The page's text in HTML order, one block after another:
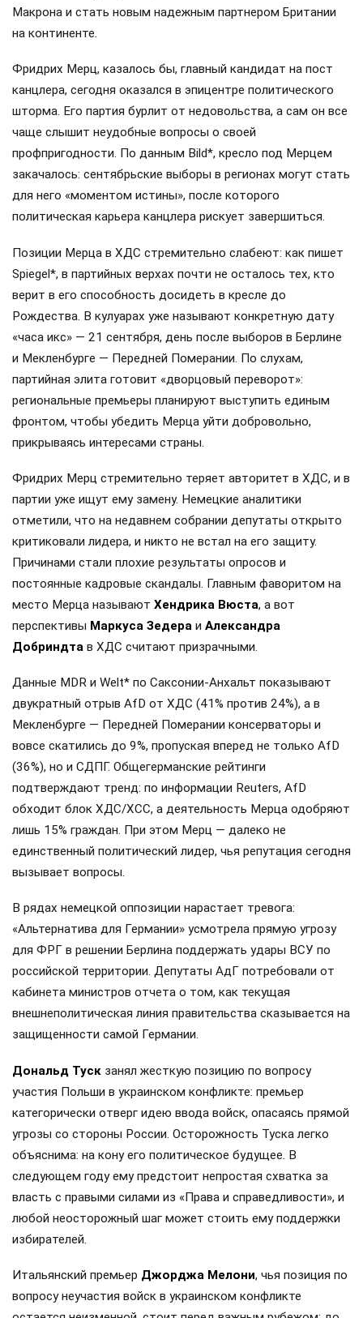
Макрона и стать новым надежным партнером Британии
на континенте.
Фридрих Мерц, казалось бы, главный кандидат на пост
канцлера, сегодня оказался в эпицентре политического
шторма. Его партия бурлит от недовольства, а сам он все
чаще слышит неудобные вопросы о своей
профпригодности. По данным Bild*, кресло под Мерцем
закачалось: сентябрьские выборы в регионах могут стать
для него «моментом истины», после которого
политическая карьера канцлера рискует завершиться.
Позиции Мерца в ХДС стремительно слабеют: как пишет
Spiegel*, в партийных верхах почти не осталось тех, кто
верит в его способность досидеть в кресле до
Рождества. В кулуарах уже называют конкретную дату
«часа икс» — 21 сентября, день после выборов в Берлине
и Мекленбурге — Передней Померании. По слухам,
партийная элита готовит «дворцовый переворот»:
региональные премьеры планируют выступить единым
фронтом, чтобы убедить Мерца уйти добровольно,
прикрываясь интересами страны.
Фридрих Мерц стремительно теряет авторитет в ХДС, и в
партии уже ищут ему замену. Немецкие аналитики
отметили, что на недавнем собрании депутаты открыто
критиковали лидера, и никто не встал на его защиту.
Причинами стали плохие результаты опросов и
постоянные кадровые скандалы. Главным фаворитом на
место Мерца называют Хендрика Вюста, а вот
перспективы Маркуса Зедера и Александра
Добриндта в ХДС считают призрачными.
Данные MDR и Welt* по Саксонии-Анхальт показывают
двукратный отрыв AfD от ХДС (41% против 24%), а в
Мекленбурге — Передней Померании консерваторы и
вовсе скатились до 9%, пропуская вперед не только AfD
(36%), но и СДПГ. Общегерманские рейтинги
подтверждают тренд: по информации Reuters, AfD
обходит блок ХДС/ХСС, а деятельность Мерца одобряют
лишь 15% граждан. При этом Мерц — далеко не
единственный политический лидер, чья репутация сегодня
вызывает вопросы.
В рядах немецкой оппозиции нарастает тревога:
«Альтернатива для Германии» усмотрела прямую угрозу
для ФРГ в решении Берлина поддержать удары ВСУ по
российской территории. Депутаты АдГ потребовали от
кабинета министров отчета о том, как текущая
внешнеполитическая линия правительства сказывается на
защищенности самой Германии.
Дональд Туск занял жесткую позицию по вопросу
участия Польши в украинском конфликте: премьер
категорически отверг идею ввода войск, опасаясь прямой
угрозы со стороны России. Осторожность Туска легко
объяснима: на кону его политическое будущее. В
следующем году ему предстоит непростая схватка за
власть с правыми силами из «Права и справедливости», и
любой неосторожный шаг может стоить ему поддержки
избирателей.
Итальянский премьер Джорджа Мелони, чья позиция по
вопросу неучастия войск в украинском конфликте